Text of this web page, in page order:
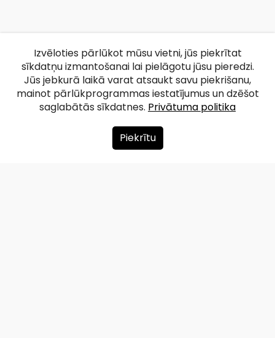
Par mums
Izvēloties pārlūkot mūsu vietni, jūs piekrītat
sīkdatņu izmantošanai lai pielāgotu jūsu pieredzi.
Jūs jebkurā laikā varat atsaukt savu piekrišanu,
mainot pārlūkprogrammas iestatījumus un dzēšot
saglabātās sīkdatnes. Privātuma politika
Piekrītu